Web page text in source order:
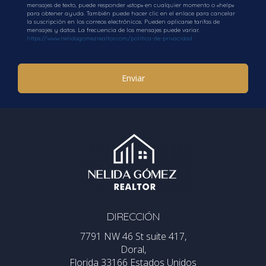
Gomez]('/ecard') target=_blank.
PREGUNTAS FRECUENTES
¿Cuánto debo ahorrar para comprar una
¿Es necesario tener un número ITIN para
propiedad; sin embargo, facilitará algunos procesos
¿Puedo obtener financiamiento si soy
mensajes de texto, puede responder «stop» en cualquier momento o «help»
para obtener ayuda. También puede hacer clic en el enlace para cancelar
la suscripción en los correos electrónicos. Pueden aplicarse tarifas de
mensajes y datos. La frecuencia de los mensajes puede variar.
https://www.nelidagomezrealtor.com/politica-de-privacidad
Enviar
DIRECCIÓN
7791 NW 46 St suite 417,
Doral,
Florida 33166 Estados Unidos